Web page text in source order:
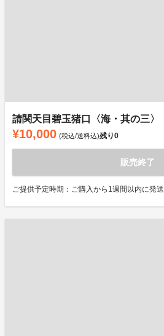
請関天目碧玉猪口〈海・其の三〉
¥10,000 (税込/送料込)残り0
販売終了
ご提供予定時期：ご購入から1週間以内に発送